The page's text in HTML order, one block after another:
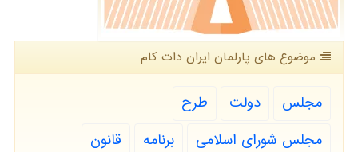
موضوع های پارلمان ایران دات كام
مجلس دولت
طرح
مجلس شورای اسلامی
برنامه
قانون